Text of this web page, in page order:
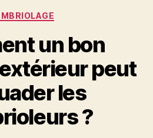
Catégories
un bon
peut
les
?